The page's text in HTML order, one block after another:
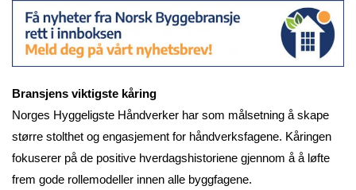
Bransjens viktigste kåring
Norges Hyggeligste Håndverker har som målsetning å skape
større stolthet og engasjement for håndverksfagene. Kåringen
fokuserer på de positive hverdagshistoriene gjennom å å løfte
frem gode rollemodeller innen alle byggfagene.